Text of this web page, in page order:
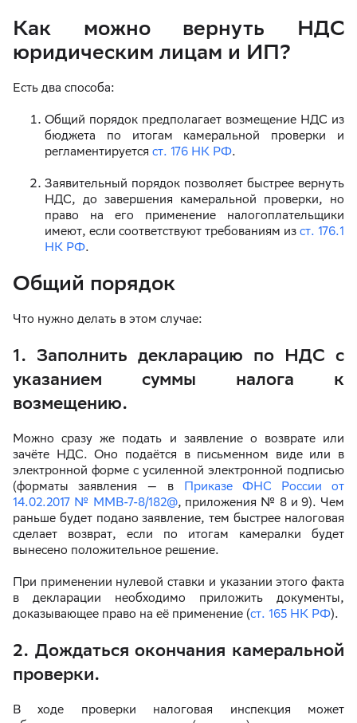
Как можно вернуть НДС
юридическим лицам и ИП?
Есть два способа:
Общий порядок предполагает возмещение НДС из
бюджета по итогам камеральной проверки и
регламентируется ст. 176 НК РФ.
Заявительный порядок позволяет быстрее вернуть
НДС, до завершения камеральной проверки, но
право на его применение налогоплательщики
имеют, если соответствуют требованиям из ст. 176.1
НК РФ.
Общий порядок
Что нужно делать в этом случае:
1. Заполнить декларацию по НДС с
указанием суммы налога к
возмещению.
Можно сразу же подать и заявление о возврате или
зачёте НДС. Оно подаётся в письменном виде или в
электронной форме с усиленной электронной подписью
(форматы заявления — в Приказе ФНС России от
14.02.2017 № ММВ-7-8/182@, приложения № 8 и 9). Чем
раньше будет подано заявление, тем быстрее налоговая
сделает возврат, если по итогам камералки будет
вынесено положительное решение.
При применении нулевой ставки и указании этого факта
в декларации необходимо приложить документы,
доказывающее право на её применение (ст. 165 НК РФ).
2. Дождаться окончания камеральной
проверки.
В ходе проверки налоговая инспекция может